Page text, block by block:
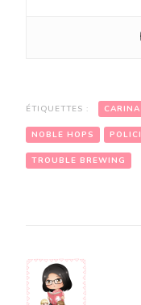
ÉTIQUETTES :
NOBLE HOPS
TROUBLE BREWING